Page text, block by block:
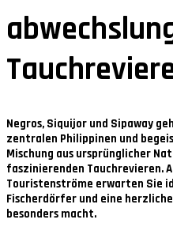
Negros, Siquijor und Sipaway
zentralen Philippinen und
Mischung aus ursprünglicher
faszinierenden Tauchrevieren.
Touristenströme erwarten Sie
Fischerdörfer und eine
besonders macht.